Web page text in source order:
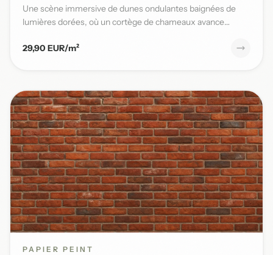
Une scène immersive de dunes ondulantes baignées de
lumières dorées, où un cortège de chameaux avance
29,90 EUR/m²
PAPIER PEINT